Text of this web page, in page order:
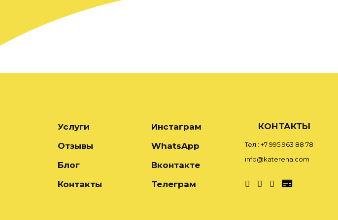
Услуги
Отзывы
Блог
Контакты
Инстаграм
WhatsApp
Вконтакте
Телеграм
КОНТАКТЫ
Тел.: +7 995 963 88 78
info@katerena.com